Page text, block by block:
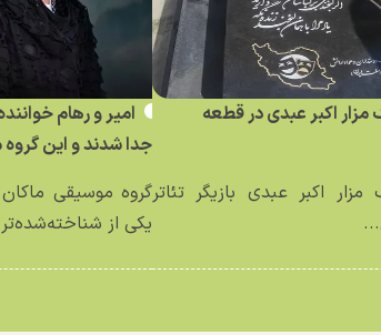
اکبر عبدی در قطعه
اکبر عبدی بازیگر تئاتر
امیر و رهام
جدا شدند و این
گروه موسیقی
یکی از